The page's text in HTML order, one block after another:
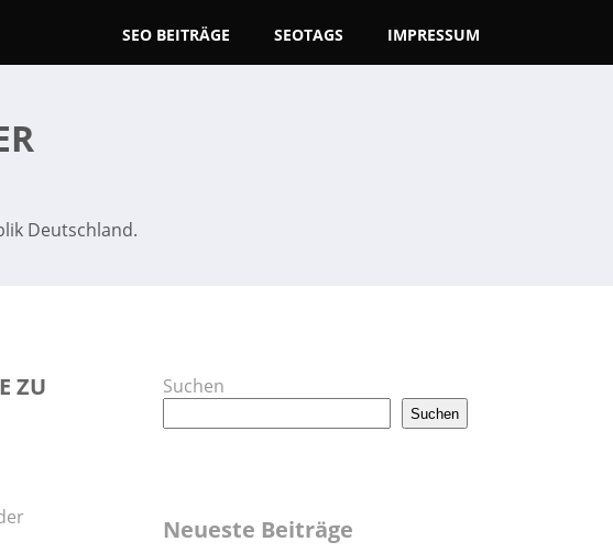
SEO BEITRÄGE SEOTAGS IMPRESSUM
Deutschland.
ZU
Suchen
Suchen
Neueste Beiträge